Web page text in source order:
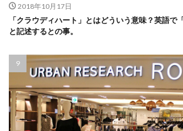
2018年10月17日
「クラウディハート」とはどういう意味？英語で
と記述するとの事。